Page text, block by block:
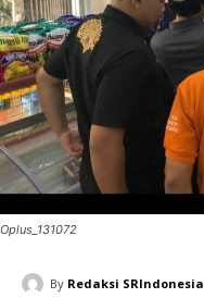
Oplus_131072
By Redaksi SRIndonesia